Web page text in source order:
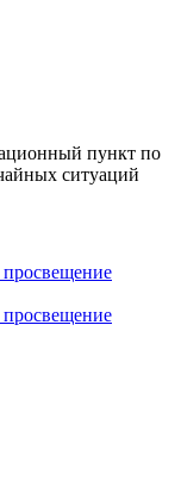
пункт по
ситуаций
просвещение
просвещение